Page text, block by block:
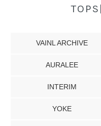
VAINL ARCHIVE
AURALEE
INTERIM
YOKE